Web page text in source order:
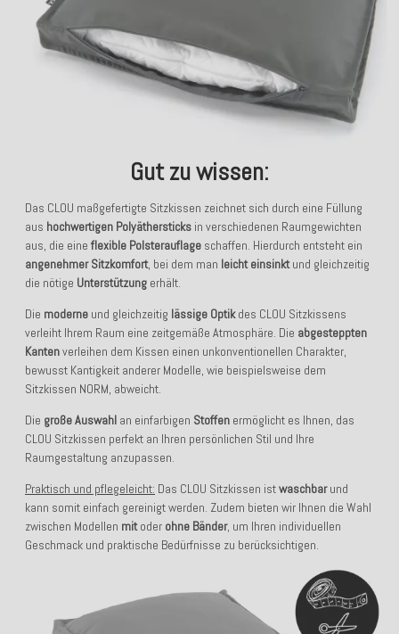
Gut zu wissen:
Das CLOU maßgefertigte Sitzkissen zeichnet sich durch eine Füllung
aus hochwertigen Polyäthersticks in verschiedenen Raumgewichten
aus, die eine flexible Polsterauflage schaffen. Hierdurch entsteht ein
angenehmer Sitzkomfort, bei dem man leicht einsinktund gleichzeitig
die nötige Unterstützung erhält.
Die moderne und gleichzeitig lässige Optikdes CLOU Sitzkissens
verleiht Ihrem Raum eine zeitgemäße Atmosphäre. Die abgesteppten
Kantenverleihen dem Kissen einen unkonventionellen Charakter,
bewusst Kantigkeit anderer Modelle, wie beispielsweise dem
Sitzkissen NORM, abweicht.
Die große Auswahl an einfarbigen Stoffen ermöglicht es Ihnen, das
CLOU Sitzkissen perfekt an Ihren persönlichen Stil und Ihre
Raumgestaltung anzupassen.
Praktisch und pflegeleicht: Das CLOU Sitzkissen istwaschbarund
kann somit einfach gereinigt werden. Zudem bieten wir Ihnen die Wahl
zwischen Modellen mitoder ohne Bänder, um Ihren individuellen
Geschmack und praktische Bedürfnisse zu berücksichtigen.